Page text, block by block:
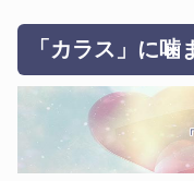
「カラス」に噛